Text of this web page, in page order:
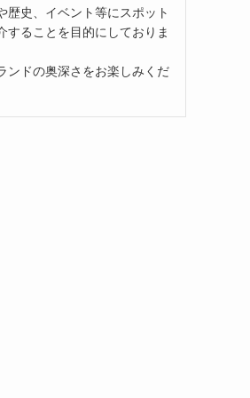
歴史、イベント等にスポット
することを目的にしておりま
ンドの奥深さをお楽しみくだ